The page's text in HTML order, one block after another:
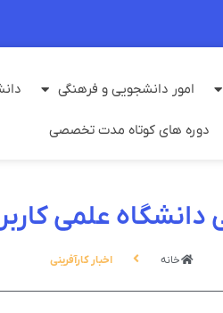
امور دانشجویی و فرهنگی
دوره های کوتاه مدت تخصصی
علمی کاربردی
خانه اخبار کارآفرینی